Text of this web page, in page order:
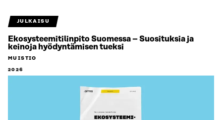
JULKAISU
Ekosysteemitilinpito Suomessa – Suosituksia ja
keinoja hyödyntämisen tueksi
MUISTIO
2026